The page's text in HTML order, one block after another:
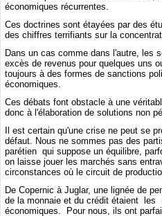
économiques récurrentes.
Ces doctrines sont étayées par des
des chiffres terrifiants sur la
Dans un cas comme dans l'autre, les
excès de revenus pour quelques uns
toujours à des formes de sanctions
économiques.
Ces débats font obstacle à une
donc à l'élaboration de solutions non
Il est certain qu'une crise ne peut se
défaut. Nous ne sommes pas des
parétien qui suppose un équilibre,
on laisse jouer les marchés sans
circonstances où le circuit de
De Copernic à Juglar, une lignée de
de la monnaie et du crédit étaient les
économiques. Pour nous, ils ont